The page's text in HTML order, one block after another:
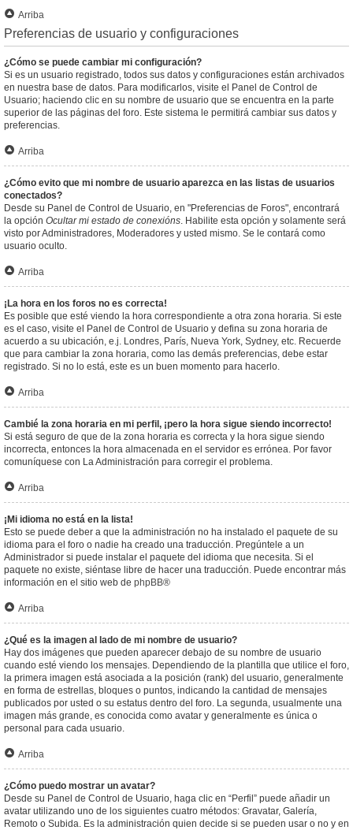
Arriba
Preferencias de usuario y configuraciones
¿Cómo se puede cambiar mi configuración?
Si es un usuario registrado, todos sus datos y configuraciones están archivados
en nuestra base de datos. Para modificarlos, visite el Panel de Control de
Usuario; haciendo clic en su nombre de usuario que se encuentra en la parte
superior de las páginas del foro. Este sistema le permitirá cambiar sus datos y
preferencias.
Arriba
¿Cómo evito que mi nombre de usuario aparezca en las listas de usuarios
conectados?
Desde su Panel de Control de Usuario, en "Preferencias de Foros", encontrará
la opción Ocultar mi estado de conexións. Habilite esta opción y solamente será
visto por Administradores, Moderadores y usted mismo. Se le contará como
usuario oculto.
Arriba
¡La hora en los foros no es correcta!
Es posible que esté viendo la hora correspondiente a otra zona horaria. Si este
es el caso, visite el Panel de Control de Usuario y defina su zona horaria de
acuerdo a su ubicación, e.j. Londres, París, Nueva York, Sydney, etc. Recuerde
que para cambiar la zona horaria, como las demás preferencias, debe estar
registrado. Si no lo está, este es un buen momento para hacerlo.
Arriba
Cambié la zona horaria en mi perfil, ¡pero la hora sigue siendo incorrecto!
Si está seguro de que de la zona horaria es correcta y la hora sigue siendo
incorrecta, entonces la hora almacenada en el servidor es errónea. Por favor
comuníquese con La Administración para corregir el problema.
Arriba
¡Mi idioma no está en la lista!
Esto se puede deber a que la administración no ha instalado el paquete de su
idioma para el foro o nadie ha creado una traducción. Pregúntele a un
Administrador si puede instalar el paquete del idioma que necesita. Si el
paquete no existe, siéntase libre de hacer una traducción. Puede encontrar más
información en el sitio web de phpBB®
Arriba
¿Qué es la imagen al lado de mi nombre de usuario?
Hay dos imágenes que pueden aparecer debajo de su nombre de usuario
cuando esté viendo los mensajes. Dependiendo de la plantilla que utilice el foro,
la primera imagen está asociada a la posición (rank) del usuario, generalmente
en forma de estrellas, bloques o puntos, indicando la cantidad de mensajes
publicados por usted o su estatus dentro del foro. La segunda, usualmente una
imagen más grande, es conocida como avatar y generalmente es única o
personal para cada usuario.
Arriba
¿Cómo puedo mostrar un avatar?
Desde su Panel de Control de Usuario, haga clic en “Perfil” puede añadir un
avatar utilizando uno de los siguientes cuatro métodos: Gravatar, Galería,
Remoto o Subida. Es la administración quien decide si se pueden usar o no y en